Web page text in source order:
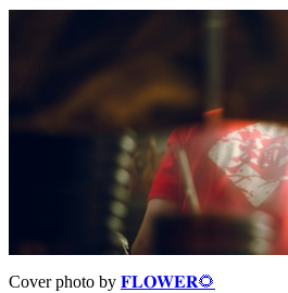
Cover photo by 𝐅𝐋𝐎𝐖𝐄𝐑🌻